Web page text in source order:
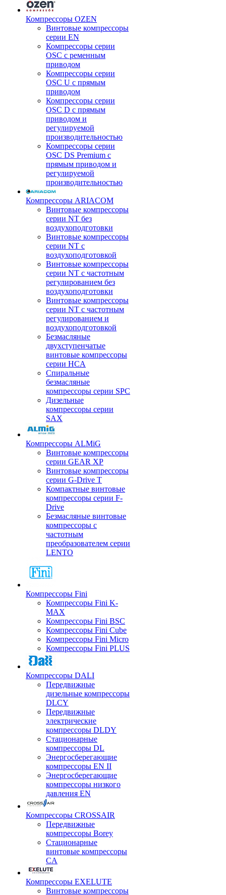
Компрессоры OZEN
Винтовые компрессоры
серии EN
Компрессоры серии
OSC с ременным
приводом
Компрессоры серии
OSC U с прямым
приводом
Компрессоры серии
OSC D с прямым
приводом и
регулируемой
производительностью
Компрессоры серии
OSC DS Premium с
прямым приводом и
регулируемой
производительностью
Компрессоры ARIACOM
Винтовые компрессоры
серии NT без
воздухоподготовки
Винтовые компрессоры
серии NT c
воздухоподготовкой
Винтовые компрессоры
серии NT с частотным
регулированием без
воздухоподготовки
Винтовые компрессоры
серии NT с частотным
регулированием и
воздухоподготовкой
Безмасляные
двухступенчатые
винтовые компрессоры
серии HCA
Спиральные
безмасляные
компрессоры серии SPC
Дизельные
компрессоры серии
SAX
Компрессоры ALMiG
Винтовые компрессоры
серии GEAR XP
Винтовые компрессоры
серии G-Drive T
Компактные винтовые
компрессоры серии F-
Drive
Безмасляные винтовые
компрессоры с
частотным
преобразователем серии
LENTO
Компрессоры Fini
Компрессоры Fini K-
MAX
Компрессоры Fini BSC
Компрессоры Fini Cube
Компрессоры Fini Micro
Компрессоры Fini PLUS
Компрессоры DALI
Передвижные
дизельные компрессоры
DLCY
Передвижные
электрические
компрессоры DLDY
Стационарные
компрессоры DL
Энергосберегающие
компрессоры EN II
Энергосберегающие
компрессоры низкого
давления EN
Компрессоры CROSSAIR
Передвижные
компрессоры Borey
Стационарные
винтовые компрессоры
CA
Компрессоры EXELUTE
Винтовые компрессоры